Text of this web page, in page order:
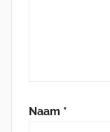
Naam *